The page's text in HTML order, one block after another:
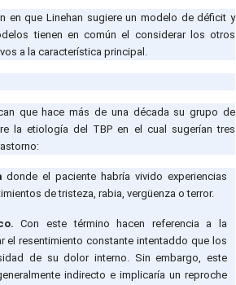
en que Linehan sugiere un modelo de déficit y
tienen en común el considerar los otros
a la característica principal.
que hace más de una década su grupo de
la etiología del TBP en el cual sugerían tres
donde el paciente habría vivido experiencias
de tristeza, rabia, vergüenza o terror.
Con este término hacen referencia a la
el resentimiento constante intentaddo que los
de su dolor interno. Sin embargo, este
indirecto e implicaría un reproche